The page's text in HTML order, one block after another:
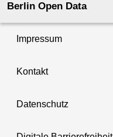
Berlin Open Data
Impressum
Kontakt
Datenschutz